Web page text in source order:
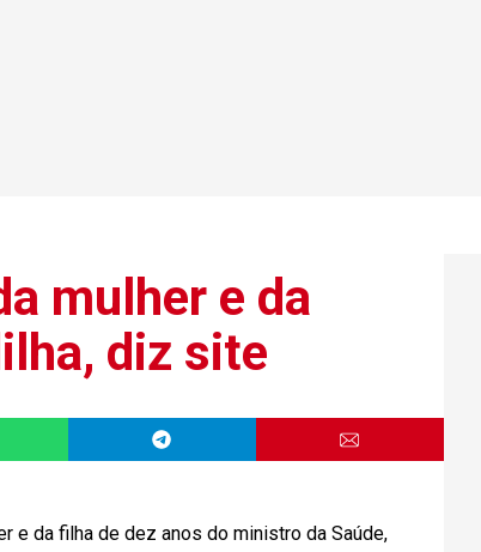
mulher e da
diz site
e da filha de dez anos do ministro da Saúde,